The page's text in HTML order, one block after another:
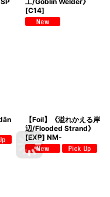
[C14]
【Foil】《溢れかえる岸
辺/Flooded Strand》
[EXP] NM-